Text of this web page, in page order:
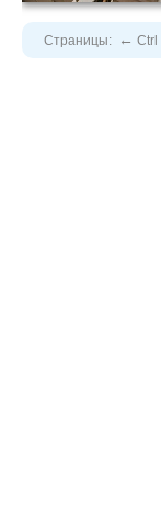
Страницы: ← Ctrl